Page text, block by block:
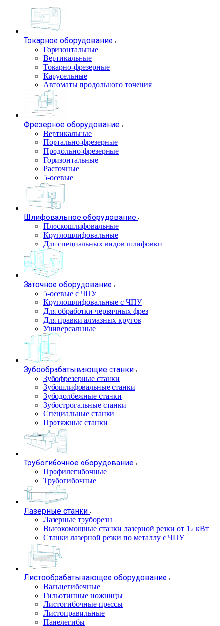
Токарное оборудование
Горизонтальные
Вертикальные
Токарно-фрезерные
Карусельные
Автоматы продольного точения
Фрезерное оборудование
Вертикальные
Портально-фрезерные
Продольно-фрезерные
Горизонтальные
Расточные
5-осевые
Шлифовальное оборудование
Плоскошлифовальные
Круглошлифовальные
Для специальных видов шлифовки
Заточное оборудование
5-осевые с ЧПУ
Круглошлифовальные с ЧПУ
Для обработки червячных фрез
Для правки алмазных кругов
Универсальные
Зубообрабатывающие станки
Зубофрезерные станки
Зубошлифовальные станки
Зубодолбежные станки
Зубострогальные станки
Специальные станки
Протяжные станки
Трубогибочное оборудование
Профилегибочные
Трубогибочные
Лазерные станки
Лазерные труборезы
Высокомощные станки лазерной резки от 12 кВт
Станки лазерной резки по металлу с ЧПУ
Листообрабатывающее оборудование
Вальцегибочные
Гильотинные ножницы
Листогибочные прессы
Листоправильные
Панелегибы